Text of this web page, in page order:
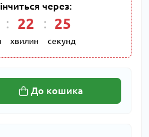
через:
22
хвилин
25
секунд
До кошика